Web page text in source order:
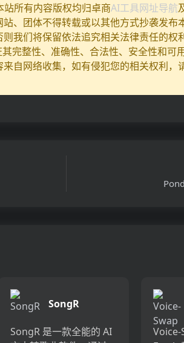
所有内容版权均归卓商AI工具网址导航
、团体不得转载或以其他方式抄袭发布
我们将保留依法追究相关法律责任的权
完整性、准确性、合法性、安全性和可
自网络收集，如有侵犯您的相关权利，
SongR
SongR 是一款全能的 AI
Voice-